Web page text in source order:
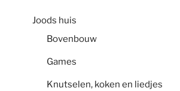
Joods huis
Bovenbouw
Games
Knutselen, koken en liedjes